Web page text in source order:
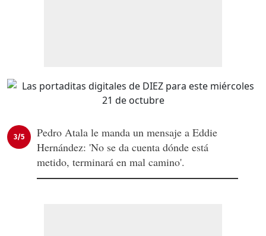
3/5
Pedro Atala le manda un mensaje a Eddie
Hernández: 'No se da cuenta dónde está
metido, terminará en mal camino'.